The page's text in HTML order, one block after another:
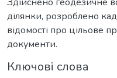
ділянки, розроблено
відомості про цільове
документи.
Ключові слова